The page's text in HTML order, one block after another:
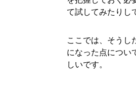
て試してみたりし
ここでは、そうし
になった点につい
しいです。